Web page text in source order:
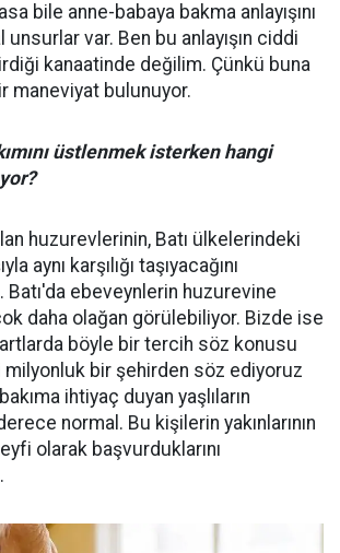
bile anne-babaya bakma anlayışını
var. Ben bu anlayışın ciddi
kanaatinde değilim. Çünkü buna
maneviyat bulunuyor.
üstlenmek isterken hangi
huzurevlerinin, Batı ülkelerindeki
aynı karşılığı taşıyacağını
ebeveynlerin huzurevine
daha olağan görülebiliyor. Bizde ise
böyle bir tercih söz konusu
milyonluk bir şehirden söz ediyoruz
ihtiyaç duyan yaşlıların
normal. Bu kişilerin yakınlarının
olarak başvurduklarını